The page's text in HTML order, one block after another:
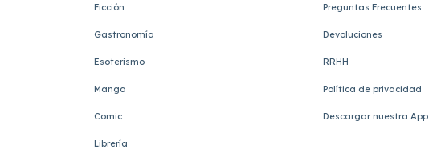
Ficción
Gastronomía
Esoterismo
Manga
Comic
Librería
Preguntas Frecuentes
Devoluciones
RRHH
Política de privacidad
Descargar nuestra App